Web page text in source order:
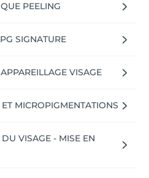
PEELING
SIGNATURE
VISAGE
MICROPIGMENTATIONS
VISAGE - MISE EN